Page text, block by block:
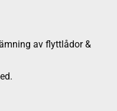
av flyttlådor &